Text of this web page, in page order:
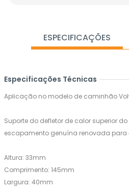
ESPECIFICAÇÕES
Especificações Técnicas
Aplicação no modelo de caminhão
Suporte do defletor de calor superior
escapamento genuína renovada para
Altura: 33mm
Comprimento: 145mm
Largura: 40mm